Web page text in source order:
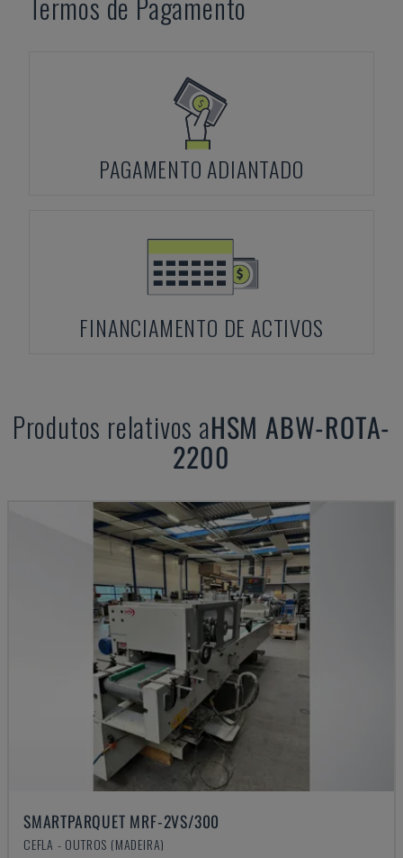
PAGAMENTO ADIANTADO
FINANCIAMENTO DE ACTIVOS
Produtos relativos aHSM ABW-ROTA-
2200
SMARTPARQUET MRF-2VS/300
CEFLA - OUTROS (MADEIRA)